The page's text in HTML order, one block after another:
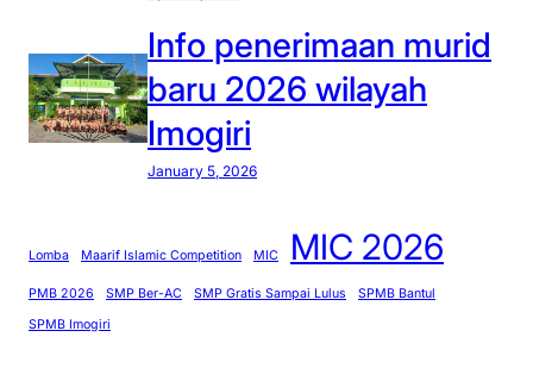
’
a
r
i
f
g
i
n
g
:
T
a
n
Info penerimaan murid
baru 2026 wilayah
Imogiri
January 5, 2026
Lomba Maarif Islamic Competition MIC MIC 2026
PMB 2026 SMP Ber-AC SMP Gratis Sampai Lulus
SPMB Bantul
SPMB Imogiri